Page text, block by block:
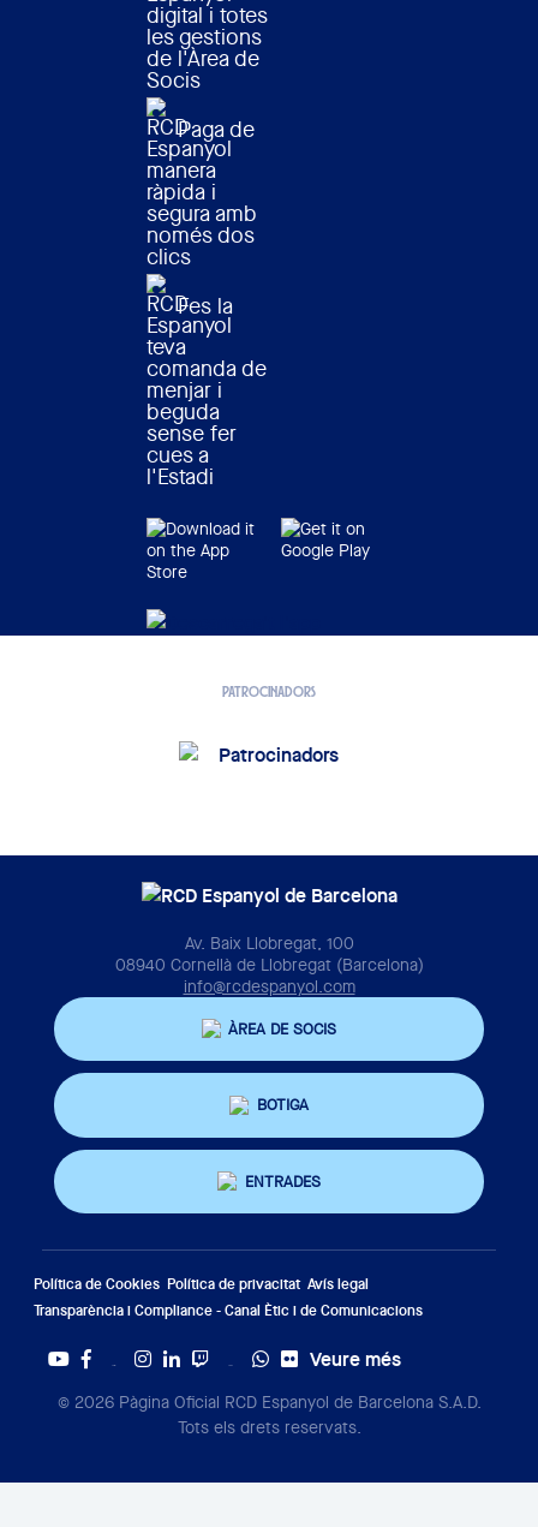
digital i totes
les gestions
de l'Àrea de
Socis
Paga de
manera
ràpida i
segura amb
només dos
clics
Fes la
teva
comanda de
menjar i
beguda
sense fer
cues a
l'Estadi
PATROCINADORS
Av. Baix Llobregat, 100
08940 Cornellà de Llobregat (Barcelona)
info@rcdespanyol.com
ÀREA DE SOCIS
BOTIGA
ENTRADES
Política de Cookies Política de privacitat Avís legal
Transparència i Compliance - Canal Ètic i de Comunicacions
Veure més
© 2026 Pàgina Oficial RCD Espanyol de Barcelona S.A.D.
Tots els drets reservats.